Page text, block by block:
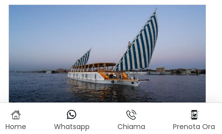
Viaggio Sul Nilo In Dahabeya Turquoise
Home Whatsapp Chiama Prenota Ora